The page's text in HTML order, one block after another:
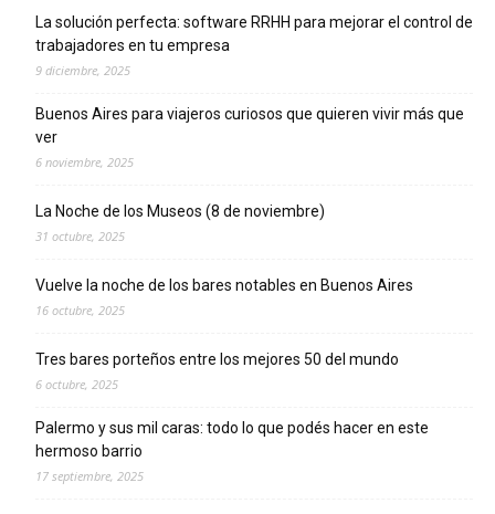
La solución perfecta: software RRHH para mejorar el control de
trabajadores en tu empresa
9 diciembre, 2025
Buenos Aires para viajeros curiosos que quieren vivir más que
ver
6 noviembre, 2025
La Noche de los Museos (8 de noviembre)
31 octubre, 2025
Vuelve la noche de los bares notables en Buenos Aires
16 octubre, 2025
Tres bares porteños entre los mejores 50 del mundo
6 octubre, 2025
Palermo y sus mil caras: todo lo que podés hacer en este
hermoso barrio
17 septiembre, 2025